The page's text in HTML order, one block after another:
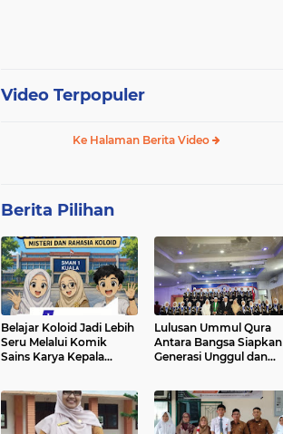
Video Terpopuler
Ke Halaman Berita Video
Berita Pilihan
Belajar Koloid Jadi Lebih
Seru Melalui Komik
Sains Karya Kepala
Lulusan Ummul Qura
Antara Bangsa Siapkan
Generasi Unggul dan